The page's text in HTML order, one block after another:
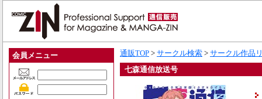
会員メニュー 通販TOP > サークル検索 > サークル作品
七森通信放送号